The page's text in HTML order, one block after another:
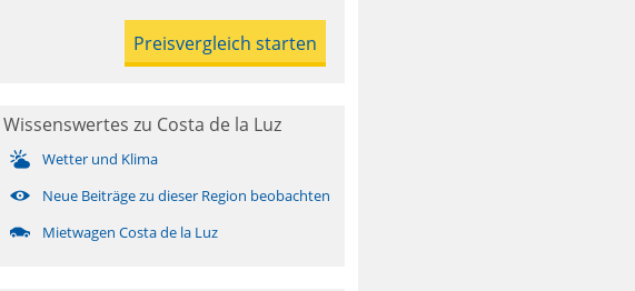
Wissenswertes zu Costa de la Luz
Wetter und Klima
Neue Beiträge zu dieser Region beobachten
Mietwagen Costa de la Luz